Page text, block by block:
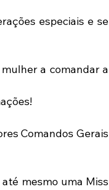
especiais e se
a comandar a
Comandos Gerais
mesmo uma Miss